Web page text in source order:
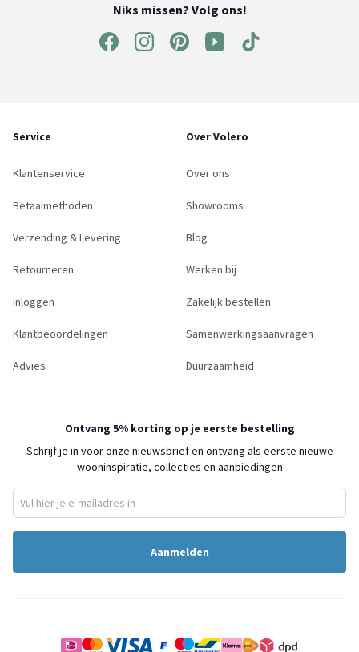
Niks missen? Volg ons!
Service
Klantenservice
Betaalmethoden
Verzending & Levering
Retourneren
Inloggen
Klantbeoordelingen
Advies
Over Volero
Over ons
Showrooms
Blog
Werken bij
Zakelijk bestellen
Samenwerkingsaanvragen
Duurzaamheid
Ontvang 5% korting op je eerste bestelling
Schrijf je in voor onze nieuwsbrief en ontvang als eerste nieuwe
wooninspiratie, collecties en aanbiedingen
Aanmelden